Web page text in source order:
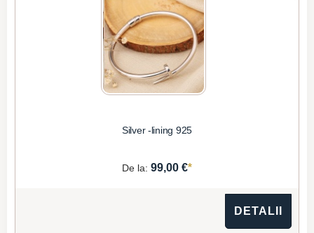
Silver -lining 925
De la: 99,00 €*
DETALII